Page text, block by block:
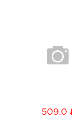
509.0